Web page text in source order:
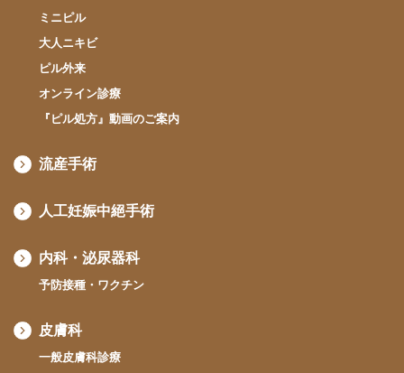
ミニピル
大人ニキビ
ピル外来
オンライン診療
『ピル処方』動画のご案内
流産手術
人工妊娠中絕手術
内科・泌尿器科
予防接種・ワクチン
皮膚科
一般皮膚科診療